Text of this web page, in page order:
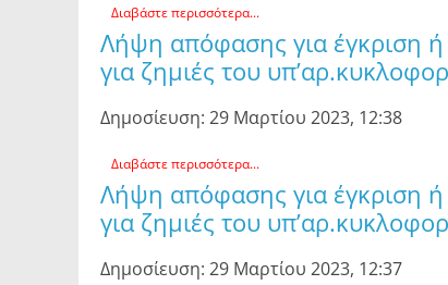
Διαβάστε περισσότερα...
Λήψη απόφασης για έγκριση
για ζημιές του
Δημοσίευση: 29 Μαρτίου 2023, 12:38
Διαβάστε περισσότερα...
Λήψη απόφασης για έγκριση
για ζημιές του
Δημοσίευση: 29 Μαρτίου 2023, 12:37